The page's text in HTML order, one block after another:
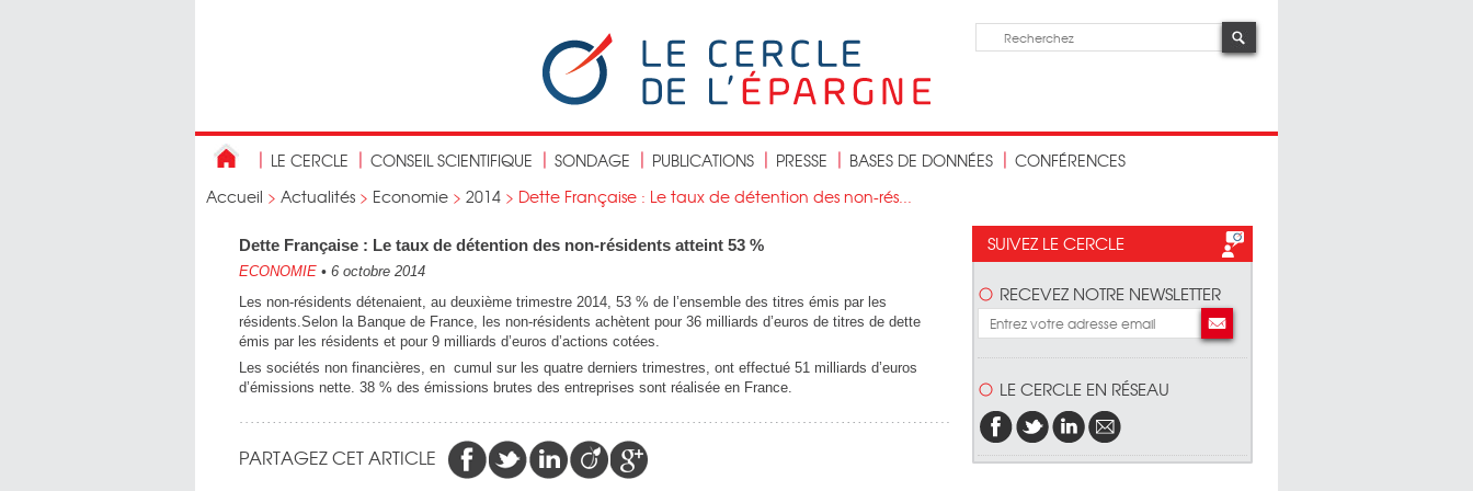
LE CERCLE CONSEIL SCIENTIFIQUE SONDAGE PUBLICATIONS PRESSE BASES DE DONNÉES
CONFÉRENCES
Accueil > Actualités > Economie > 2014 > Dette Française : Le taux de détention des non-rés...
Dette Française : Le taux de détention des non-résidents atteint 53 %
ECONOMIE • 6 octobre 2014
Les non-résidents détenaient, au deuxième trimestre 2014, 53 % de l’ensemble des titres émis par les
résidents.Selon la Banque de France, les non-résidents achètent pour 36 milliards d’euros de titres de dette
émis par les résidents et pour 9 milliards d’euros d’actions cotées.
Les sociétés non financières, en cumul sur les quatre derniers trimestres, ont effectué 51 milliards d’euros
d’émissions nette. 38 % des émissions brutes des entreprises sont réalisée en France.
PARTAGEZ CET ARTICLE
SUIVEZ LE CERCLE
RECEVEZ NOTRE NEWSLETTER
LE CERCLE EN RÉSEAU